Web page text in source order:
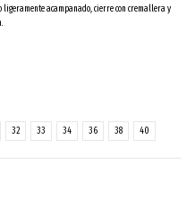
acampanado, cierre con cremallera y
32 33 34 36 38 40